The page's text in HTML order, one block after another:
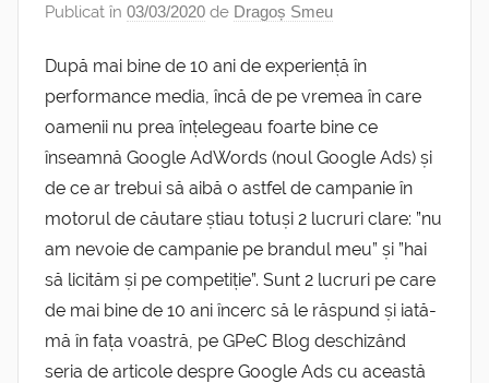
Publicat în 03/03/2020 de Dragoș Smeu
După mai bine de 10 ani de experiență în
performance media, încă de pe vremea în care
oamenii nu prea înțelegeau foarte bine ce
înseamnă Google AdWords (noul Google Ads) și
de ce ar trebui să aibă o astfel de campanie în
motorul de căutare știau totuși 2 lucruri clare: ”nu
am nevoie de campanie pe brandul meu” și ”hai
să licităm și pe competiție”. Sunt 2 lucruri pe care
de mai bine de 10 ani încerc să le răspund și iată-
mă în fața voastră, pe GPeC Blog deschizând
seria de articole despre Google Ads cu această